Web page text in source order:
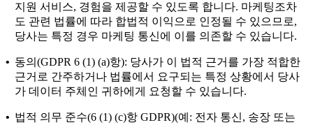
지원 서비스, 경험을 제공할 수 있도록 합니다. 마케팅조차
도 관련 법률에 따라 합법적 이익으로 인정될 수 있으므로,
당사는 특정 경우 마케팅 통신에 이를 의존할 수 있습니다.
• 동의(GDPR 6 (1) (a)항): 당사가 이 법적 근거를 가장 적합한
근거로 간주하거나 법률에서 요구되는 특정 상황에서 당사
가 데이터 주체인 귀하에게 요청할 수 있습니다.
• 법적 의무 준수(6 (1) (c)항 GDPR)(예: 전자 통신, 송장 또는